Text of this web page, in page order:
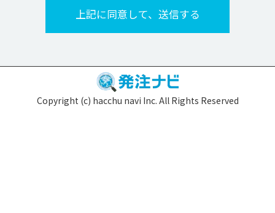
Copyright (c) hacchu navi Inc. All Rights Reserved